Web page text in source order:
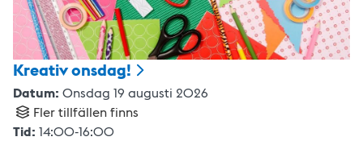
Kreativonsdag!
Datum: Onsdag 19 augusti 2026
Fler tillfällen finns
Tid: 14:00-16:00